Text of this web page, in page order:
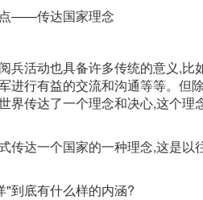
——传达国家理念
兵活动也具备许多传统的意义,
进行有益的交流和沟通等等。但
界传达了一个理念和决心,这个
传达一个国家的一种理念,这是
"到底有什么样的内涵?